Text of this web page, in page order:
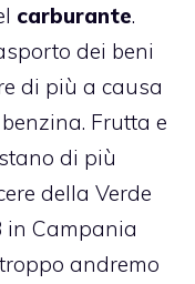
carburante.
dei beni
di più a causa
Frutta e
di più
della Verde
in Campania
andremo